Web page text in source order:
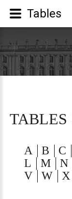
TABLES
A B C
L
M N
V
W X
Tables